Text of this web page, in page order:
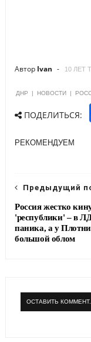
Автор Ivan 10 ЛЕТ
ДНР | НОВОСТИ |
ПОДЕЛИТЬСЯ:
РЕКОМЕНДУЕМ
Предыдущий
Россия жестко
'республики' – в
паника, а у
большой облом
ОСТАВИТЬ КОММЕНТ.